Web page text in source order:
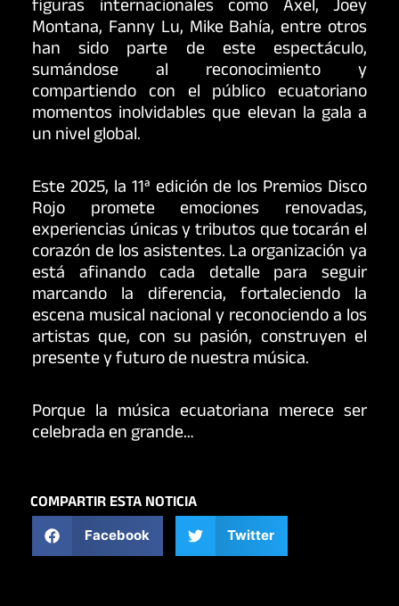
figuras internacionales como Axel, Joey
Montana, Fanny Lu, Mike Bahía, entre otros
han sido parte de este espectáculo,
sumándose al reconocimiento y
compartiendo con el público ecuatoriano
momentos inolvidables que elevan la gala a
un nivel global.
Este 2025, la 11ª edición de los Premios Disco
Rojo promete emociones renovadas,
experiencias únicas y tributos que tocarán el
corazón de los asistentes. La organización ya
está afinando cada detalle para seguir
marcando la diferencia, fortaleciendo la
escena musical nacional y reconociendo a los
artistas que, con su pasión, construyen el
presente y futuro de nuestra música.
Porque la música ecuatoriana merece ser
celebrada en grande…
COMPARTIR ESTA NOTICIA
Facebook Twitter